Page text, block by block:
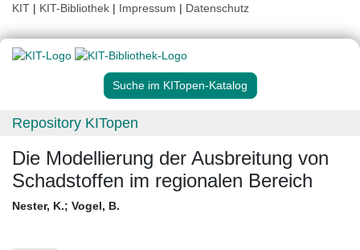
KIT | KIT-Bibliothek | Impressum | Datenschutz
Suche im KITopen-Katalog
Repository KITopen
Die Modellierung der Ausbreitung von
Schadstoffen im regionalen Bereich
Nester, K.; Vogel, B.